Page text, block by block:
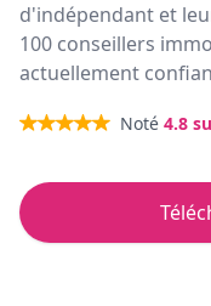
d'indépendant et
100 conseillers
actuellement
Noté 4.8